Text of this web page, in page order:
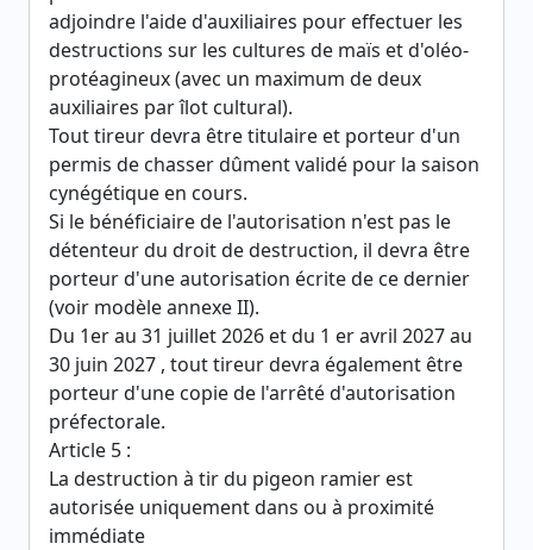
adjoindre l'aide d'auxiliaires pour effectuer les
destructions sur les cultures de maïs et d'oléo-
protéagineux (avec un maximum de deux
auxiliaires par îlot cultural).
Tout tireur devra être titulaire et porteur d'un
permis de chasser dûment validé pour la saison
cynégétique en cours.
Si le bénéficiaire de l'autorisation n'est pas le
détenteur du droit de destruction, il devra être
porteur d'une autorisation écrite de ce dernier
(voir modèle annexe II).
Du 1er au 31 juillet 2026 et du 1 er avril 2027 au
30 juin 2027 , tout tireur devra également être
porteur d'une copie de l'arrêté d'autorisation
préfectorale.
Article 5 :
La destruction à tir du pigeon ramier est
autorisée uniquement dans ou à proximité
immédiate